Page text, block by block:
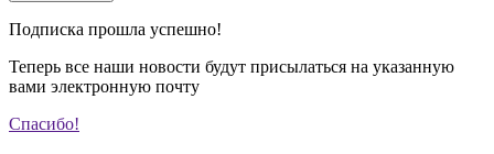
Подписка прошла успешно!
Теперь все наши новости будут присылаться на указанную
вами электронную почту
Спасибо!